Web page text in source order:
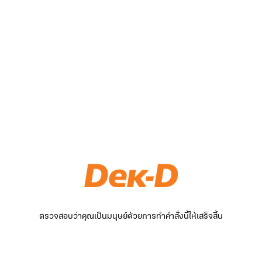
ตรวจสอบว่าคุณเป็นมนุษย์ด้วยการทำคำสั่งนี้ให้เสร็จสิ้น